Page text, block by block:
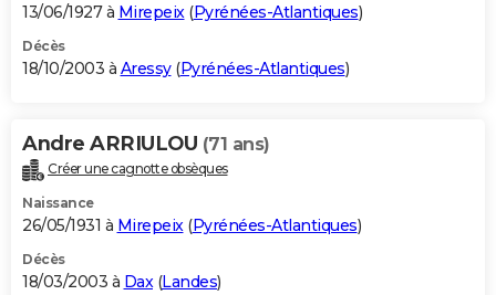
13/06/1927 à Mirepeix(Pyrénées-Atlantiques)
Décès
18/10/2003 à Aressy(Pyrénées-Atlantiques)
Andre ARRIULOU (71 ans)
Créer une cagnotte obsèques
Naissance
26/05/1931 à Mirepeix(Pyrénées-Atlantiques)
Décès
18/03/2003 à Dax(Landes)